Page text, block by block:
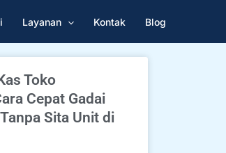
Layanan Kontak Blog
Toko
Cepat Gadai
Sita Unit di